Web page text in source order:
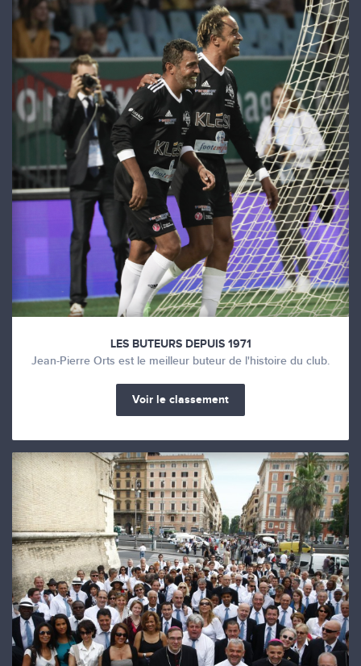
LES BUTEURS DEPUIS 1971
Jean-Pierre Orts est le meilleur buteur de l'histoire du club.
Voir le classement